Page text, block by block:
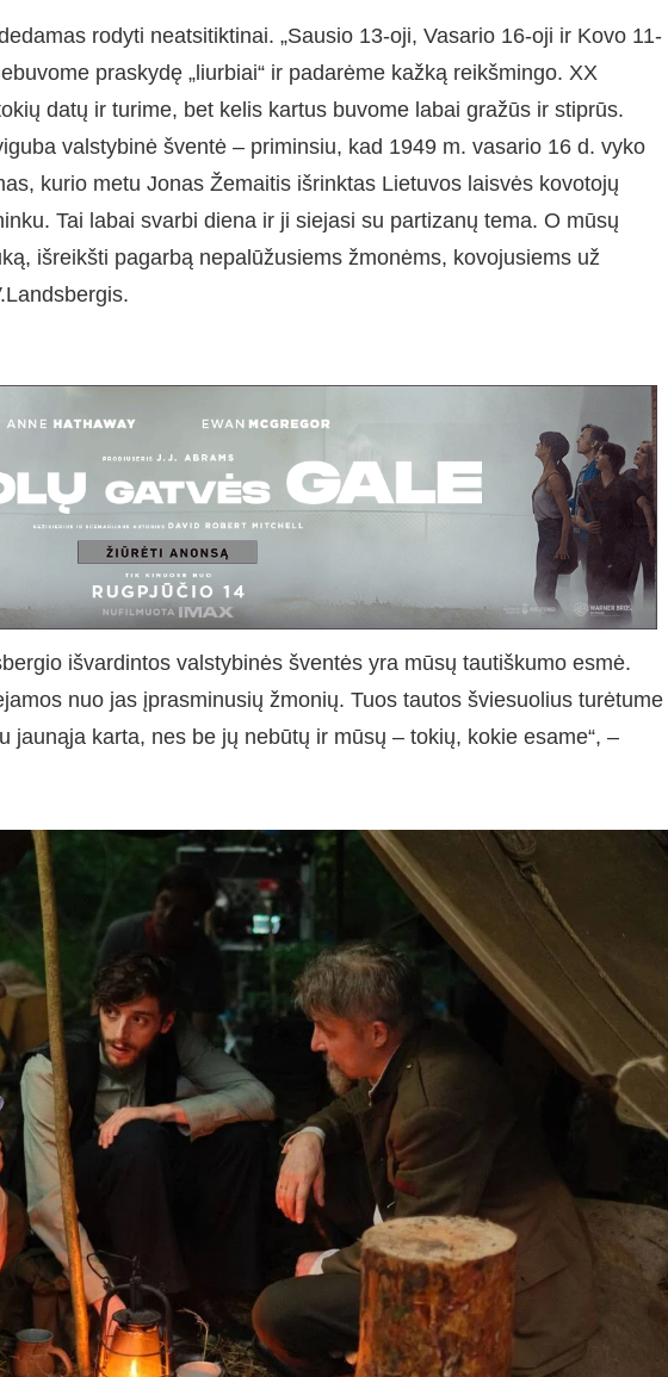
rodyti neatsitiktinai. „Sausio 13-oji, Vasario 16-oji ir Kovo 11-
praskydę „liurbiai“ ir padarėme kažką reikšmingo. XX
datų ir turime, bet kelis kartus buvome labai gražūs ir stiprūs.
valstybinė šventė – priminsiu, kad 1949 m. vasario 16 d. vyko
kurio metu Jonas Žemaitis išrinktas Lietuvos laisvės kovotojų
Tai labai svarbi diena ir ji siejasi su partizanų tema. O mūsų
išreikšti pagarbą nepalūžusiems žmonėms, kovojusiems už
išvardintos valstybinės šventės yra mūsų tautiškumo esmė.
nuo jas įprasminusių žmonių. Tuos tautos šviesuolius turėtume
jaunąja karta, nes be jų nebūtų ir mūsų – tokių, kokie esame“, –